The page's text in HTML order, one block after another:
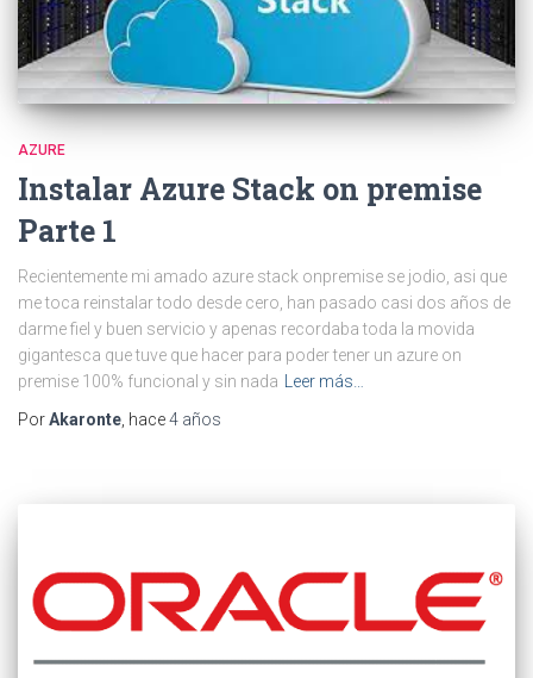
AZURE
Instalar Azure Stack on premise
Parte 1
Recientemente mi amado azure stack onpremise se jodio, asi que
me toca reinstalar todo desde cero, han pasado casi dos años de
darme fiel y buen servicio y apenas recordaba toda la movida
gigantesca que tuve que hacer para poder tener un azure on
premise 100% funcional y sin nada
Leer más…
PorAkaronte , hace4 años